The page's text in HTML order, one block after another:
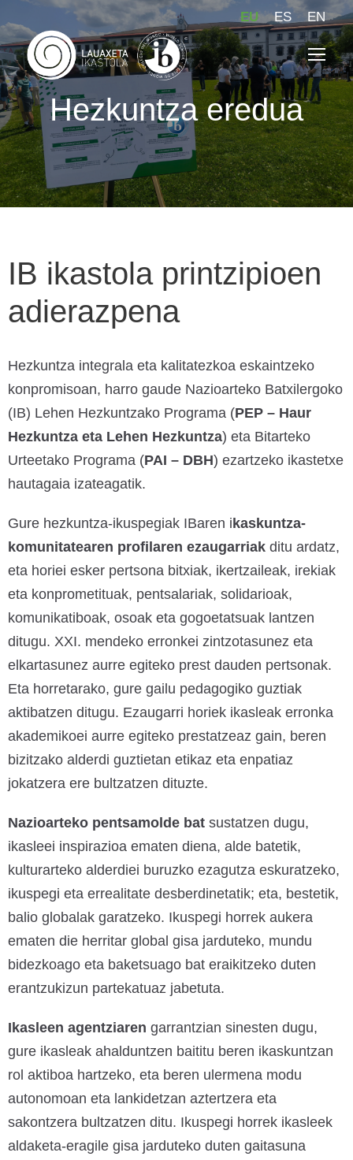
EU ES EN
Hezkuntza eredua
IB ikastola printzipioen
adierazpena
Hezkuntza integrala eta kalitatezkoa eskaintzeko
konpromisoan, harro gaude Nazioarteko Batxilergoko
(IB) Lehen Hezkuntzako Programa (PEP – Haur
Hezkuntza eta Lehen Hezkuntza) eta Bitarteko
Urteetako Programa (PAI – DBH) ezartzeko ikastetxe
hautagaia izateagatik.
Gure hezkuntza-ikuspegiak IBaren ikaskuntza-
komunitatearen profilaren ezaugarriak ditu ardatz,
eta horiei esker pertsona bitxiak, ikertzaileak, irekiak
eta konprometituak, pentsalariak, solidarioak,
komunikatiboak, osoak eta gogoetatsuak lantzen
ditugu. XXI. mendeko erronkei zintzotasunez eta
elkartasunez aurre egiteko prest dauden pertsonak.
Eta horretarako, gure gailu pedagogiko guztiak
aktibatzen ditugu. Ezaugarri horiek ikasleak erronka
akademikoei aurre egiteko prestatzeaz gain, beren
bizitzako alderdi guztietan etikaz eta enpatiaz
jokatzera ere bultzatzen dituzte.
Nazioarteko pentsamolde bat sustatzen dugu,
ikasleei inspirazioa ematen diena, alde batetik,
kulturarteko alderdiei buruzko ezagutza eskuratzeko,
ikuspegi eta errealitate desberdinetatik; eta, bestetik,
balio globalak garatzeko. Ikuspegi horrek aukera
ematen die herritar global gisa jarduteko, mundu
bidezkoago eta baketsuago bat eraikitzeko duten
erantzukizun partekatuaz jabetuta.
Ikasleen agentziaren garrantzian sinesten dugu,
gure ikasleak ahalduntzen baititu beren ikaskuntzan
rol aktiboa hartzeko, eta beren ulermena modu
autonomoan eta lankidetzan aztertzera eta
sakontzera bultzatzen ditu. Ikuspegi horrek ikasleek
aldaketa-eragile gisa jarduteko duten gaitasuna